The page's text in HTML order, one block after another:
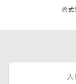
公式